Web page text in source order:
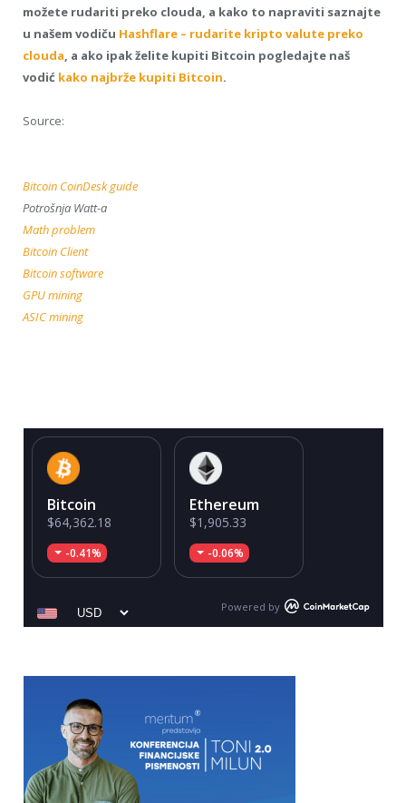
možete rudariti preko clouda, a kako to napraviti saznajte
u našem vodiču Hashflare – rudarite kripto valute preko
clouda, a ako ipak želite kupiti Bitcoin pogledajte naš
vodić kako najbrže kupiti Bitcoin.
Source:
Bitcoin CoinDesk guide
Potrošnja Watt-a
Math problem
Bitcoin Client
Bitcoin software
GPU mining
ASIC mining
Bitcoin
$64,362.18
-0.41%
Ethereum
$1,905.33
-0.06%
Powered by